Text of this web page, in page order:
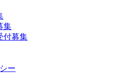
集
付募集
ー